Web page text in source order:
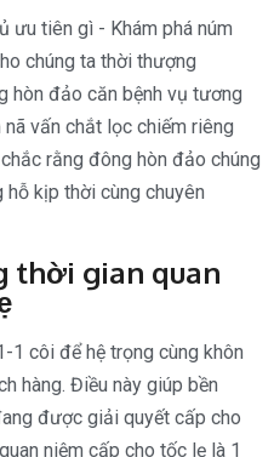
hòn đảo căn bệnh vụ tương
vấn chắt lọc chiếm riêng
rằng đông hòn đảo chúng
kịp thời cùng chuyên
thời gian quan
1 côi để hệ trọng cùng khôn
hàng. Điều này giúp bền
được giải quyết cấp cho
niệm cấp cho tốc lẹ là 1